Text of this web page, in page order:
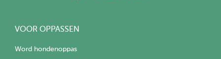
VOOR OPPASSEN
Word hondenoppas